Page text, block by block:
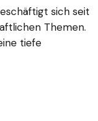
sich seit
Themen.
tiefe